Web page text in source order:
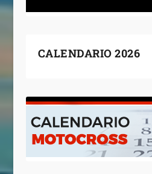
CALENDARIO 2026